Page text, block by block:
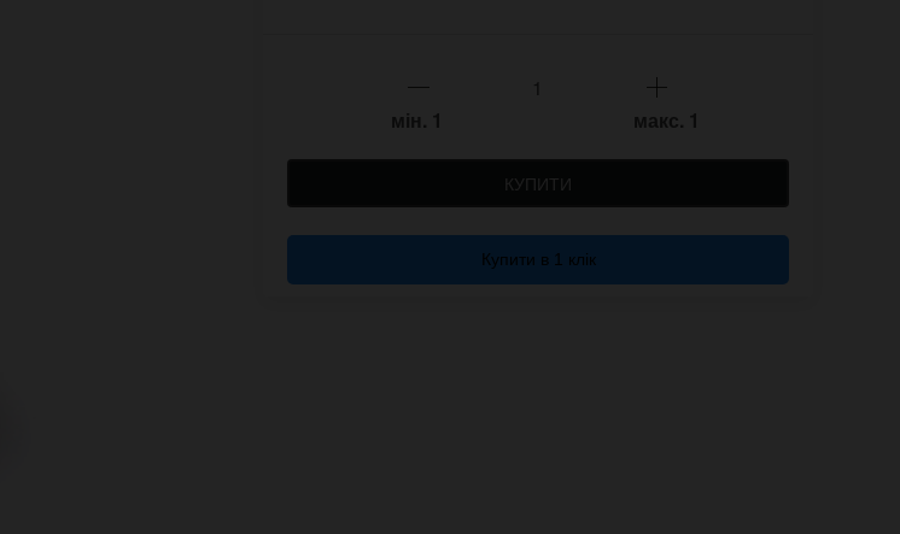
мін. 1 макс. 1
КУПИТИ
Купити в 1 клік